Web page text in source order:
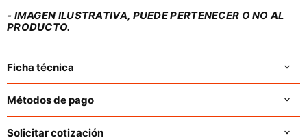
- IMAGEN ILUSTRATIVA, PUEDE PERTENECER O NO AL
PRODUCTO.
Ficha técnica
Métodos de pago
Solicitar cotización